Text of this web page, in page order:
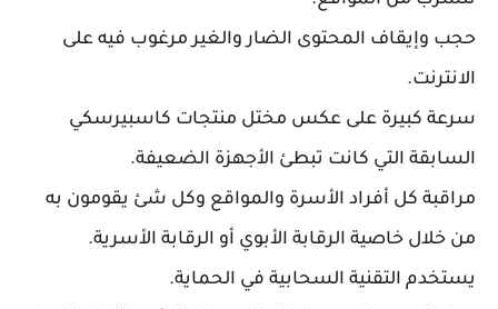
حجب وإيقاف المحتوى الضار والغير مرغوب فيه على
الانترنت.
سرعة كبيرة على عكس مختل منتجات كاسبيرسكي
السابقة التي كانت تبطئ الأجهزة الضعيفة.
مراقبة كل أفراد الأسرة والمواقع وكل شئ يقومون به
من خلال خاصية الرقابة الأبوي أو الرقابة الأسرية.
يستخدم التقنية السحابية في الحماية.